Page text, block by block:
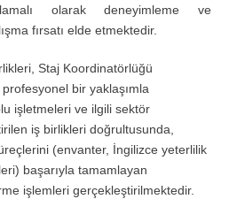
olarak deneyimleme ve
fırsatı elde etmektedir.
Staj Koordinatörlüğü
bir yaklaşımla
işletmeleri ve ilgili sektör
iş birlikleri doğrultusunda,
(envanter, İngilizce yeterlilik
başarıyla tamamlayan
işlemleri gerçekleştirilmektedir.